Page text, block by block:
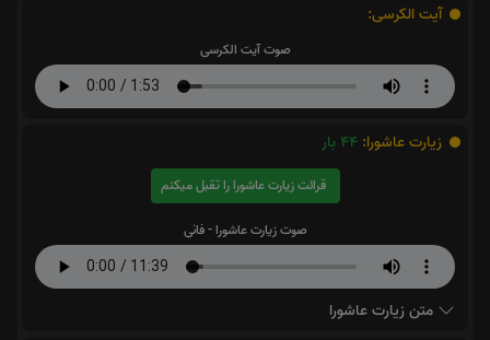
آیت الکرسی:
صوت آیت الکرسی
زیارت عاشورا: 44 بار
قرائت زیارت عاشورا را تقبل میکنم
صوت زیارت عاشورا - فانی
متن زیارت عاشورا